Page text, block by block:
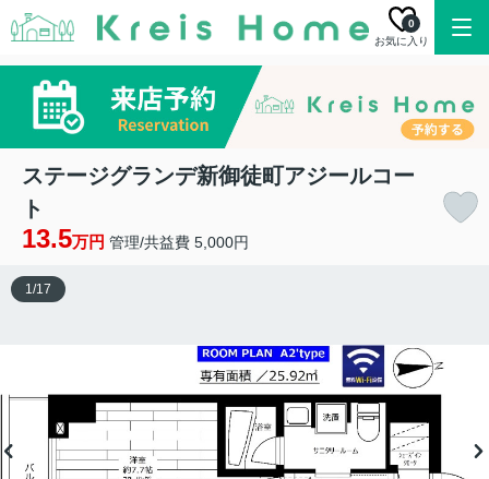
お気に入り
0
ステージグランデ新御徒町アジールコー
ト
13.5万円 管理/共益費 5,000円
1/17